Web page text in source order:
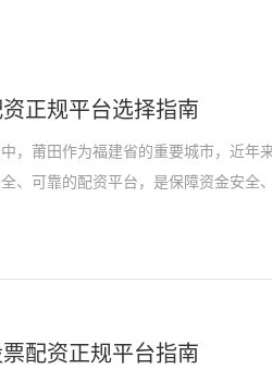
正规平台选择指南
，莆田作为福建省的重要城市，近年
、可靠的配资平台，是保障资金安
配资正规平台指南